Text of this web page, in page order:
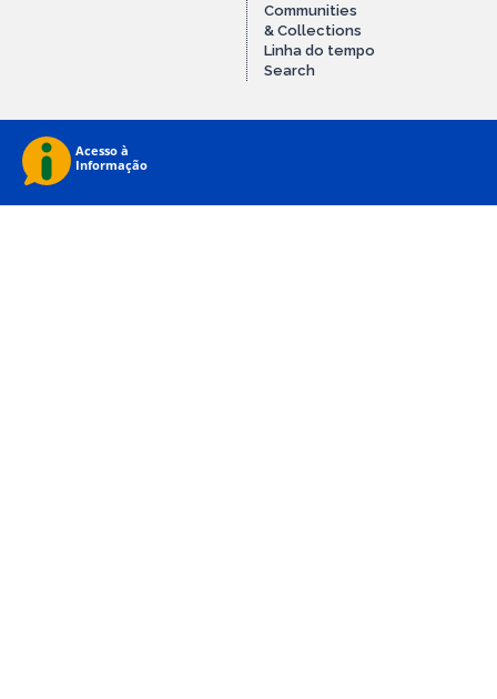
Communities
& Collections
Linha do tempo
Search